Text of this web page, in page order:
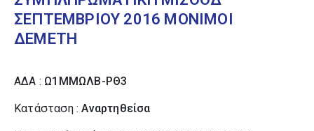
ΣΕΠΤΕΜΒΡΙΟΥ 2016 ΜΟΝΙΜΟΙ
ΔΕΜΕΤΗ
ΑΔΑ : Ω1ΜΜΩΛΒ-ΡΘ3
Κατάσταση :Αναρτηθείσα